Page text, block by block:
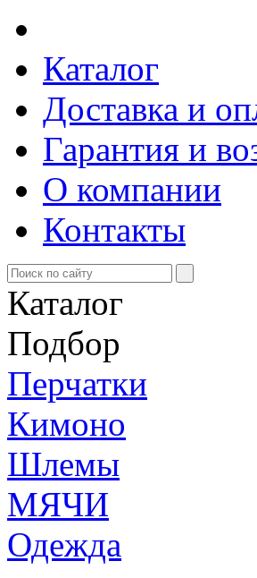
Каталог
Доставка и
Гарантия и
О компании
Контакты
Каталог
Подбор
Перчатки
Кимоно
Шлемы
МЯЧИ
Одежда